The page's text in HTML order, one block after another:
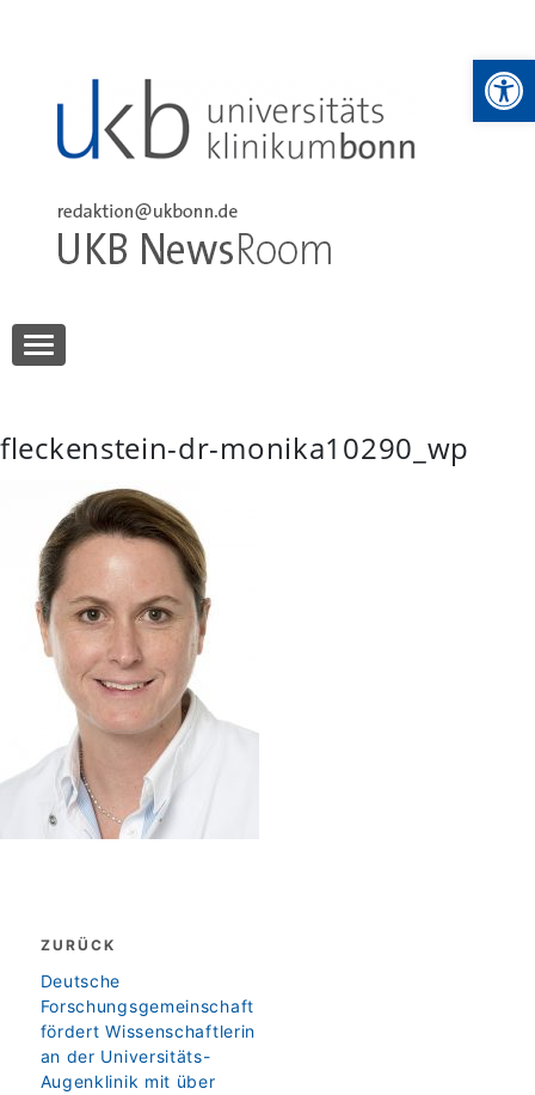
UKB NewsRoom
fleckenstein-dr-monika10290_wp
Beitragsnavigation
ZURÜCK
zurück
Deutsche
Forschungsgemeinschaft
fördert Wissenschaftlerin
an der Universitäts-
Augenklinik mit über